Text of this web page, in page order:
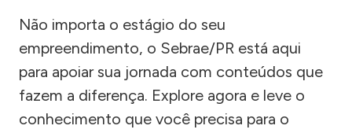
Não importa o estágio do seu
empreendimento, o Sebrae/PR está aqui
para apoiar sua jornada com conteúdos que
fazem a diferença. Explore agora e leve o
conhecimento que você precisa para o